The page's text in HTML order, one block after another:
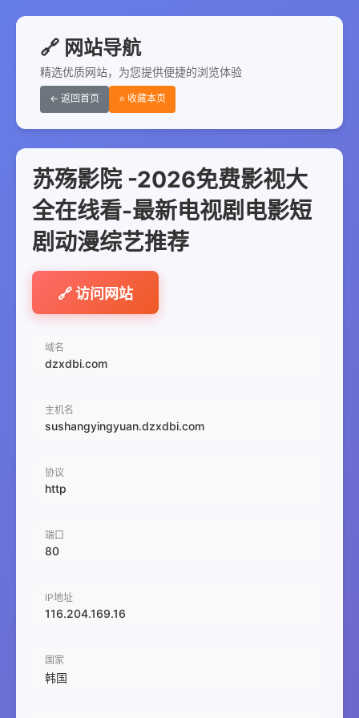
🔗 网站导航
精选优质网站，为您提供便捷的浏览体验
← 返回首页 ⭐ 收藏本页
苏殇影院 -2026免费影视大
全在线看-最新电视剧电影短
剧动漫综艺推荐
🔗 访问网站
域名
dzxdbi.com
主机名
sushangyingyuan.dzxdbi.com
协议
http
端口
80
IP地址
116.204.169.16
国家
韩国